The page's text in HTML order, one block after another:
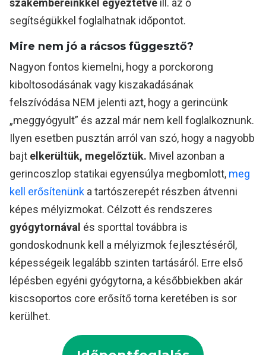
szakembereinkkel egyeztetve ill. az ő
segítségükkel foglalhatnak időpontot.
Mire nem jó a rácsos függesztő?
Nagyon fontos kiemelni, hogy a porckorong
kiboltosodásának vagy kiszakadásának
felszívódása NEM jelenti azt, hogy a gerincünk
„meggyógyult” és azzal már nem kell foglalkoznunk.
Ilyen esetben pusztán arról van szó, hogy a nagyobb
bajt elkerültük, megelőztük. Mivel azonban a
gerincoszlop statikai egyensúlya megbomlott, meg
kell erősítenünk a tartószerepét részben átvenni
képes mélyizmokat. Célzott és rendszeres
gyógytornával és sporttal továbbra is
gondoskodnunk kell a mélyizmok fejlesztéséről,
képességeik legalább szinten tartásáról. Erre első
lépésben egyéni gyógytorna, a későbbiekben akár
kiscsoportos core erősítő torna keretében is sor
kerülhet.